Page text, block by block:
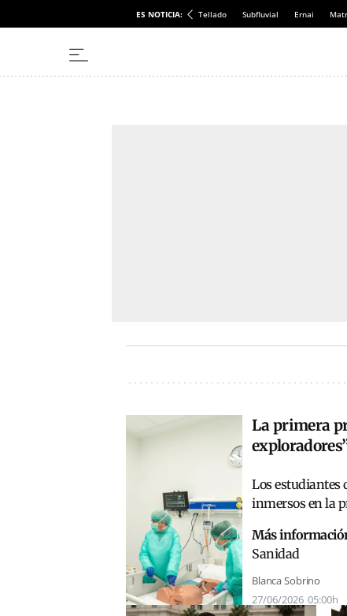
ES NOTICIA: Tellado Subfluvial Ernai
La primera
Los estudiantes
inmersos en la
Más
Sanidad
Blanca Sobrino
27/06/2026 05:00h